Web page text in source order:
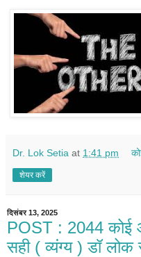
Dr. Lok Setia at 1:41 pm
शेयर करें
दिसंबर 13, 2025
POST : 2044
सही ( व्यंग्य ) डॉ लोक